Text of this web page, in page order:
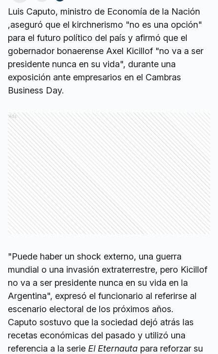
Luis Caputo, ministro de Economía de la Nación
,aseguró que el kirchnerismo "no es una opción"
para el futuro político del país y afirmó que el
gobernador bonaerense Axel Kicillof "no va a ser
presidente nunca en su vida", durante una
exposición ante empresarios en el Cambras
Business Day.
Ads
"Puede haber un shock externo, una guerra
mundial o una invasión extraterrestre, pero Kicillof
no va a ser presidente nunca en su vida en la
Argentina", expresó el funcionario al referirse al
escenario electoral de los próximos años.
Caputo sostuvo que la sociedad dejó atrás las
recetas económicas del pasado y utilizó una
referencia a la serie El Eternauta para reforzar su